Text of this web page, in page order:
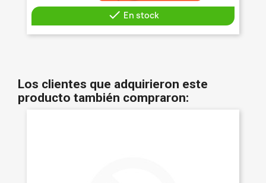
 En stock
Los clientes que adquirieron este
producto también compraron: